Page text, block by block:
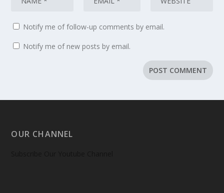
Notify me of follow-up comments by email.
Notify me of new posts by email.
OUR CHANNEL